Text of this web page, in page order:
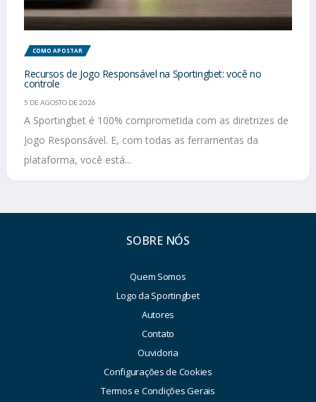
COMO APOSTAR
Recursos de Jogo Responsável na Sportingbet: você no
controle
5 DE AGOSTO DE 2026
A Sportingbet é 100% comprometida com as diretrizes de
Jogo Responsável. E, com todas as ferramentas da
plataforma, você está...
SOBRE NÓS
Quem Somos
Logo da Sportingbet
Autores
Contato
Ouvidoria
Configurações de Cookies
Termos e Condições Gerais